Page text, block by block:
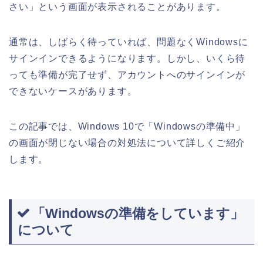
さい」という画面が表示されることがあります。
通常は、しばらく待っていれば、問題なくWindowsに
サインインできるようになります。しかし、いくら待
っても準備が完了せず、アカウントへのサインインが
できないケースがあります。
この記事では、Windows 10で「Windowsの準備中」
の画面が閉じない場合の対処法について詳しくご紹介
します。
「Windowsの準備をしています」
について